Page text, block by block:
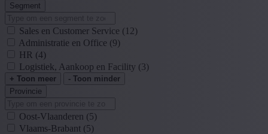
Segment
Sales en Customer Service (12)
Administratie en Office (9)
HR (4)
Logistiek, Aankoop en Facility (3)
+ Toon meer
- Toon minder
Provincie
Oost-Vlaanderen (5)
Vlaams-Brabant (5)